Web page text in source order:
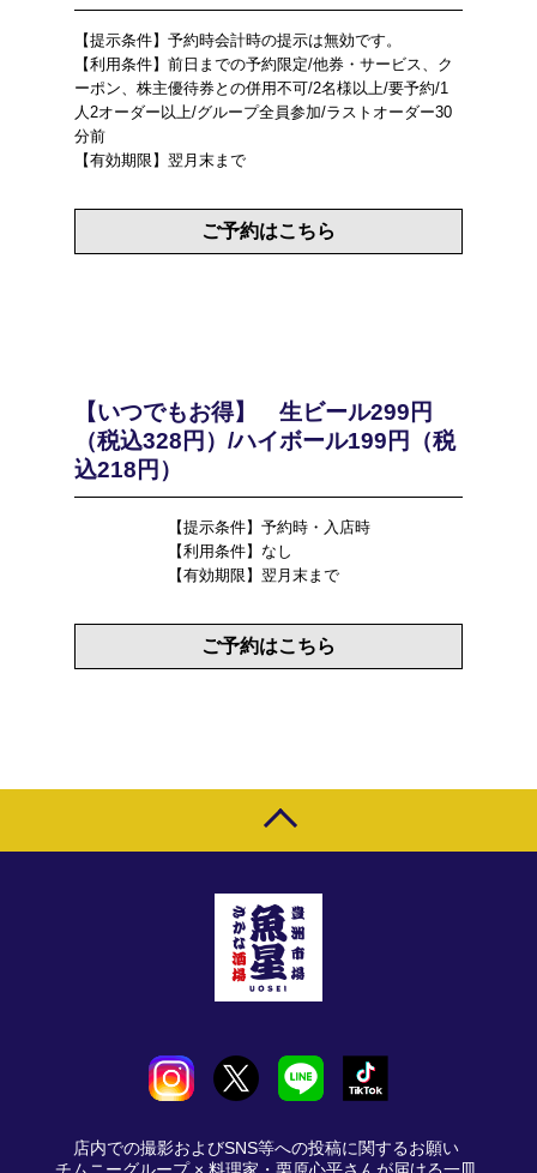
【提示条件】予約時会計時の提示は無効です。
【利用条件】前日までの予約限定/他券・サービス、ク
ーポン、株主優待券との併用不可/2名様以上/要予約/1
人2オーダー以上/グループ全員参加/ラストオーダー30
分前
【有効期限】翌月末まで
ご予約はこちら
【いつでもお得】 生ビール299円
（税込328円）/ハイボール199円（税
込218円）
【提示条件】予約時・入店時
【利用条件】なし
【有効期限】翌月末まで
ご予約はこちら
店内での撮影およびSNS等への投稿に関するお願い